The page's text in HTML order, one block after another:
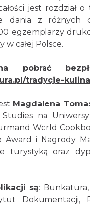
jest rozdział
dania z różnych
egzemplarzy
całej Polsce.
pobrać
tradycje-
Magdalena
na
World
Award i Nagrody
turystyką oraz
są:
Dokumentacji,